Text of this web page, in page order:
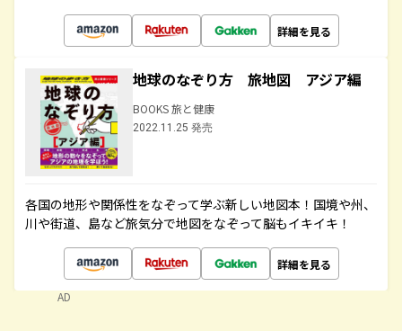
詳細を見る
地球のなぞり方 旅地図 アジア編
BOOKS 旅と健康
2022.11.25 発売
各国の地形や関係性をなぞって学ぶ新しい地図本！国境や州、
川や街道、島など旅気分で地図をなぞって脳もイキイキ！
詳細を見る
AD